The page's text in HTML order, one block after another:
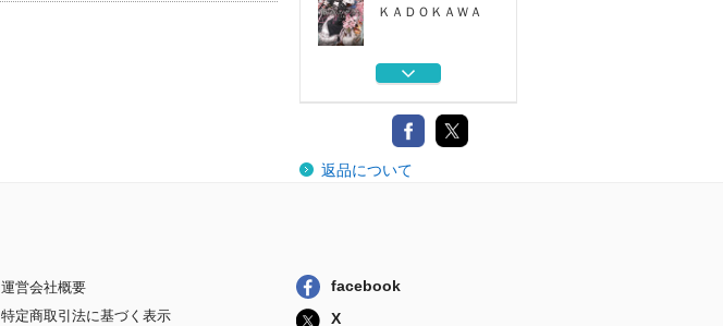
ＫＡＤＯＫＡＷＡ
断章のグリム ４
ほうかごがかり
６
返品について
運営会社概要
特定商取引法に基づく表示
facebook
X